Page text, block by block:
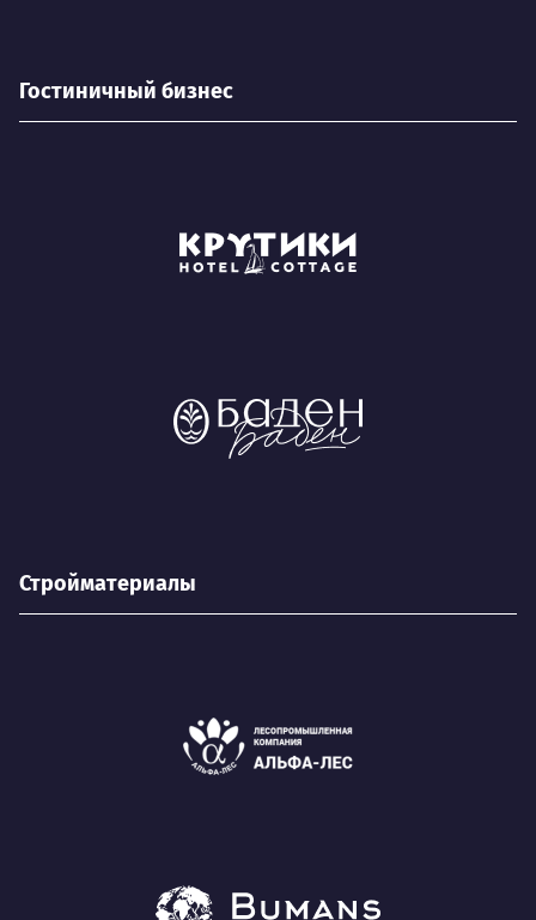
Гостиничный бизнес
Стройматериалы